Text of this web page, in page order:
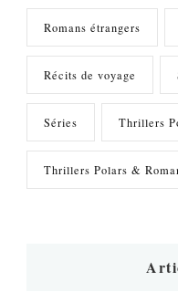
Romans étrangers
Récits de voyage
Séries Thrillers
Thrillers Polars &